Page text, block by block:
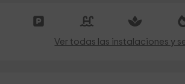
Ver todas las instalaciones y